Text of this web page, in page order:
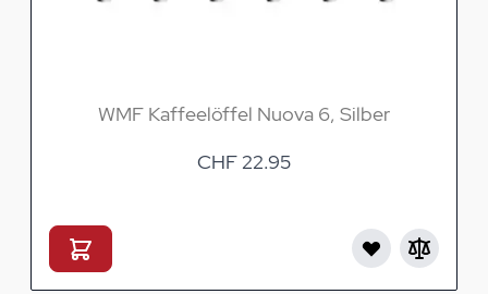
WMF Kaffeelöffel Nuova 6, Silber
CHF 22.95